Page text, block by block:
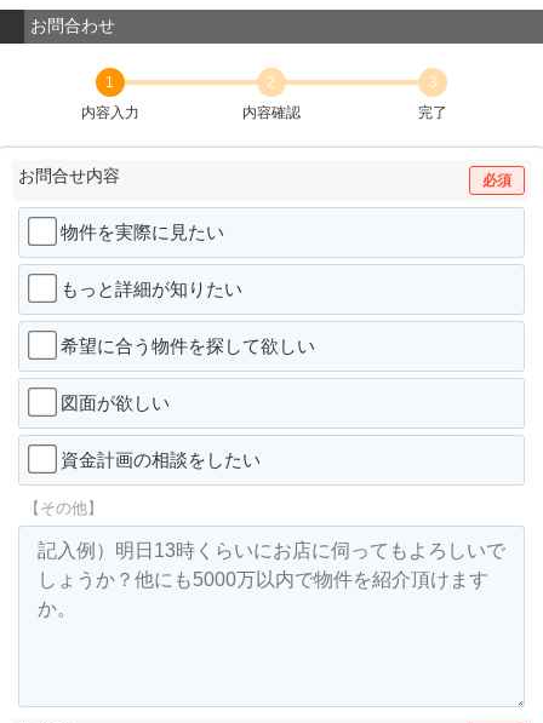
お問合わせ
1
内容入力
2
内容確認
3
完了
お問合せ内容 必須
物件を実際に見たい
もっと詳細が知りたい
希望に合う物件を探して欲しい
図面が欲しい
資金計画の相談をしたい
【その他】